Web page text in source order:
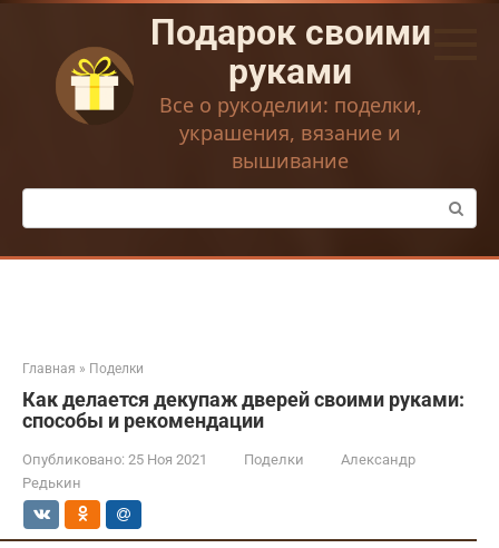
Перейти
контенту
Подарок своими
руками
Все о рукоделии: поделки,
украшения, вязание и
вышивание
Поиск:
Главная » Поделки
Как делается декупаж дверей своими руками:
способы и рекомендации
Опубликовано: 25 Ноя 2021 Поделки
Александр
Редькин